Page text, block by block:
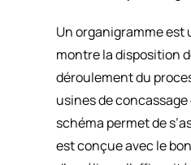
Un organigramme est
montre la disposition
déroulement du
usines de
schéma permet de
est conçue avec le